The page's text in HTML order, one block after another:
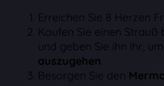
Erreichen Sie 8 Herzen
Kaufen Sie einen
und geben Sie ihn ihr, um
auszugehen.
Besorgen Sie den